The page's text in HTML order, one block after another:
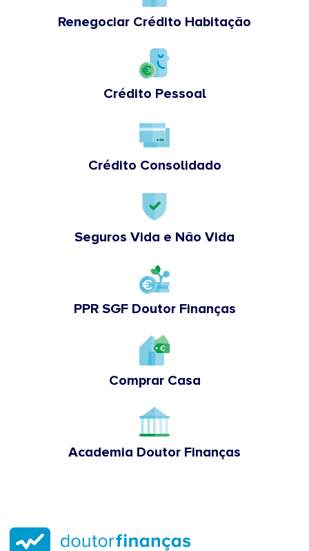
Renegociar Crédito Habitação
Crédito Pessoal
Crédito Consolidado
Seguros Vida e Não Vida
PPR SGF Doutor Finanças
Comprar Casa
Academia Doutor Finanças